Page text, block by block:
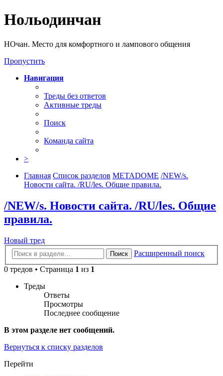
Нольодинчан
НОчан. Место для комфортного и лампового общения
Пропустить
Навигация
Треды без ответов
Активные треды
Поиск
Команда сайта
>
Главная Список разделов METADOME /NEW/s.
Новости сайта. /RU/les. Общие правила.
/NEW/s. Новости сайта. /RU/les. Общие
правила.
Новый тред
Поиск
Расширенный поиск
0 тредов • Страница 1 из 1
Треды
Ответы
Просмотры
Последнее сообщение
В этом разделе нет сообщений.
Вернуться к списку разделов
Перейти